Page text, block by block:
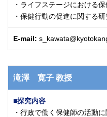
・ライフステージにおける
・保健行動の促進に関する研
E-mail:
滝澤 寛子 教授
探究内容
・行政で働く保健師の活動